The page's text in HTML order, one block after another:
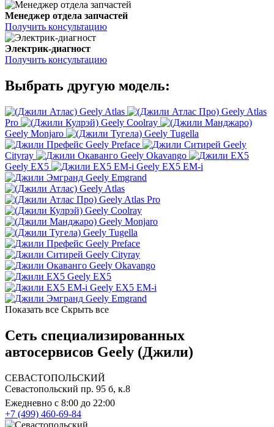
Менеджер отдела запчастей
Получить консультацию
Электрик-диагност
Получить консультацию
Выбрать другую модель:
Geely Atlas
Geely Atlas
Pro
Geely Coolray
Geely Monjaro
Geely Tugella
Geely Preface
Geely
Cityray
Geely Okavango
Geely EX5
Geely EX5 EM-i
Geely Emgrand
Geely Atlas
Geely Atlas Pro
Geely Coolray
Geely Monjaro
Geely Tugella
Geely Preface
Geely Cityray
Geely Okavango
Geely EX5
Geely EX5 EM-i
Geely Emgrand
Показать все Скрыть все
Сеть специализированных
автосервисов Geely (Джили)
СЕВАСТОПОЛЬСКИЙ
Севастопольский пр. 95 б, к.8
Ежедневно с 8:00 до 22:00
+7 (499) 460-69-84